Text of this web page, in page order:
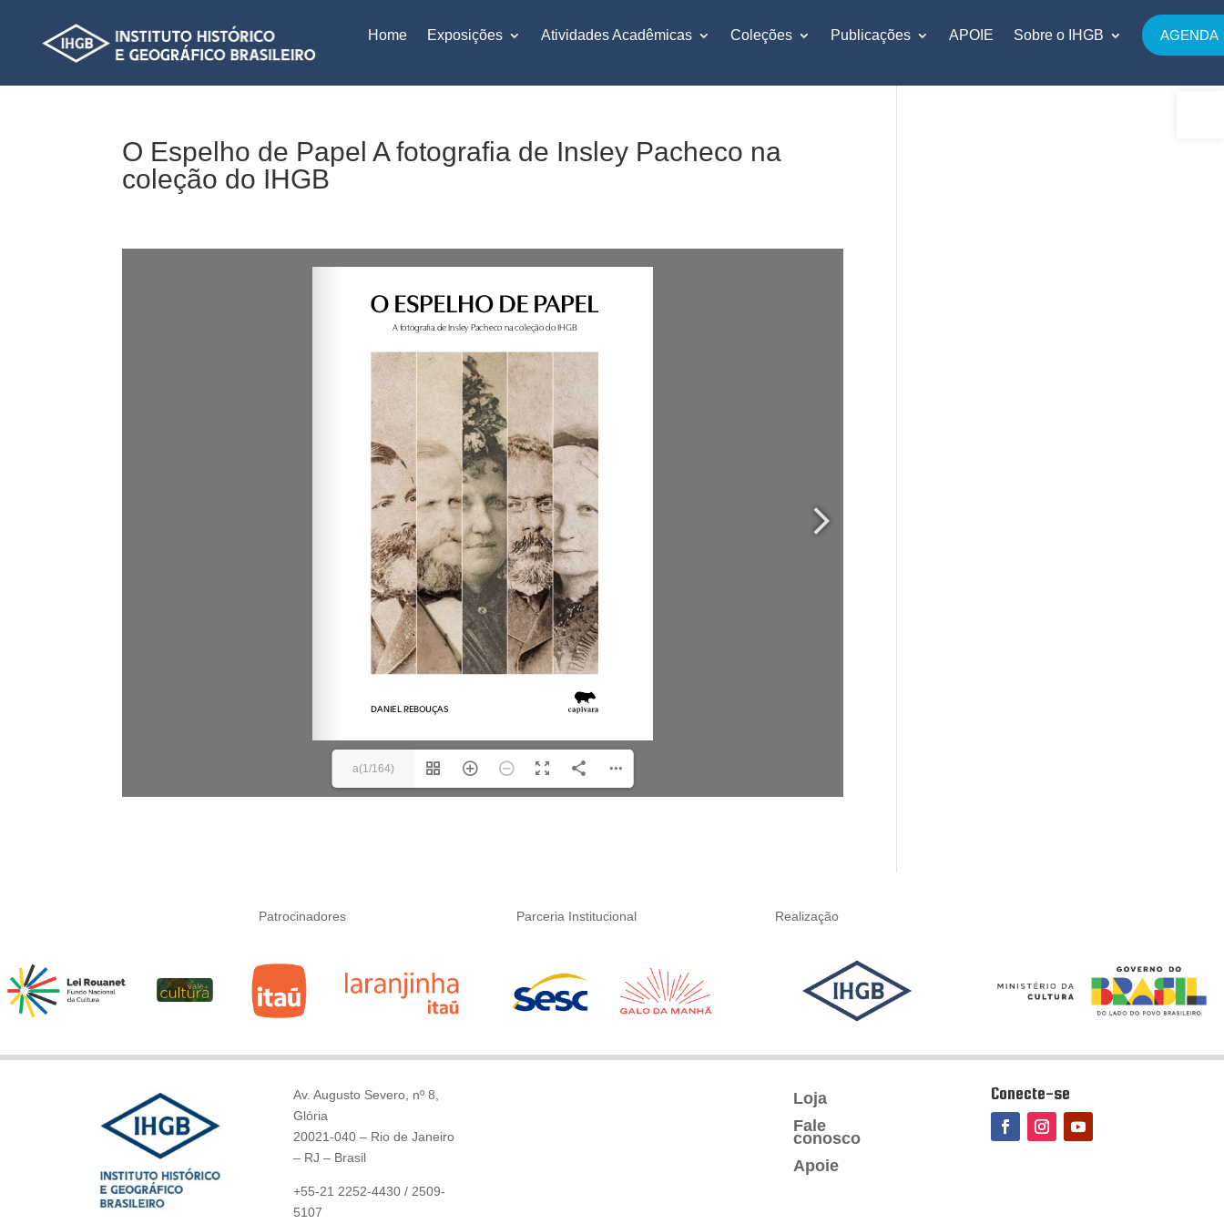
Home Exposições Atividades Acadêmicas Coleções Publicações APOIE Sobre o IHGB AGENDA
O Espelho de Papel A fotografia de Insley Pacheco na
coleção do IHGB
a(1/164)
Patrocinadores Parceria Institucional Realização
Av. Augusto Severo, nº 8,
Glória
20021-040 – Rio de Janeiro
– RJ – Brasil
+55-21 2252-4430 / 2509-
5107
Loja
Fale
conosco
Apoie
Conecte-se